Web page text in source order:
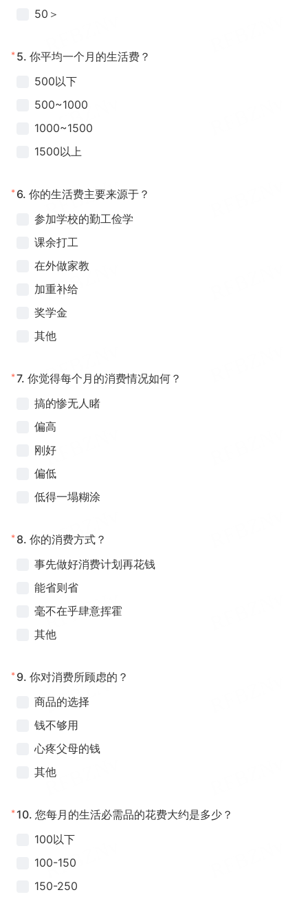
50＞
* 5. 你平均一个月的生活费？
500以下
500~1000
1000~1500
1500以上
* 6. 你的生活费主要来源于？
参加学校的勤工俭学
课余打工
在外做家教
加重补给
奖学金
其他
*7. 你觉得每个月的消费情况如何？
搞的惨无人睹
偏高
刚好
偏低
低得一塌糊涂
* 8. 你的消费方式？
事先做好消费计划再花钱
能省则省
毫不在乎肆意挥霍
其他
* 9. 你对消费所顾虑的？
商品的选择
钱不够用
心疼父母的钱
其他
* 10. 您每月的生活必需品的花费大约是多少？
100以下
100-150
150-250